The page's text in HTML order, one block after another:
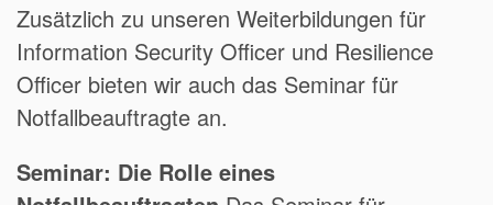
Zusätzlich zu unseren Weiterbildungen für
Information Security Officer und Resilience
Officer bieten wir auch das Seminar für
Notfallbeauftragte an.
Seminar: Die Rolle eines